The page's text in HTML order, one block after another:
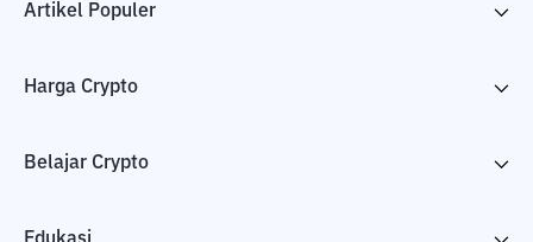
Artikel Populer
Harga Crypto
Belajar Crypto